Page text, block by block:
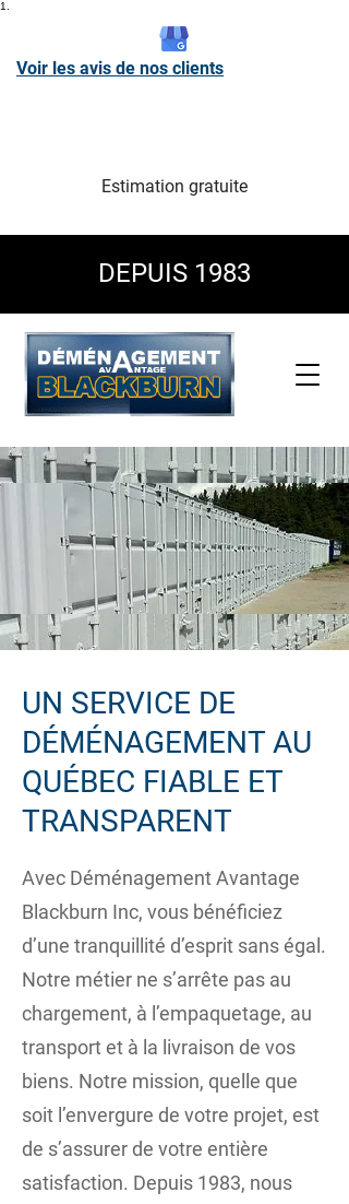
1.
Voir les avis de nos clients
Estimation gratuite
DEPUIS 1983
UN SERVICE DE
DÉMÉNAGEMENT AU
QUÉBEC FIABLE ET
TRANSPARENT
Avec Déménagement Avantage
Blackburn Inc, vous bénéficiez
d’une tranquillité d’esprit sans égal.
Notre métier ne s’arrête pas au
chargement, à l’empaquetage, au
transport et à la livraison de vos
biens. Notre mission, quelle que
soit l’envergure de votre projet, est
de s’assurer de votre entière
satisfaction. Depuis 1983, nous